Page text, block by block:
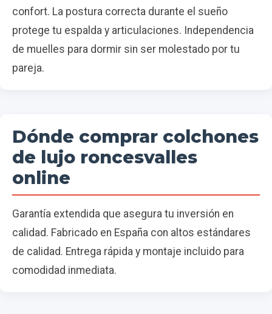
confort. La postura correcta durante el sueño
protege tu espalda y articulaciones. Independencia
de muelles para dormir sin ser molestado por tu
pareja.
Dónde comprar colchones
de lujo roncesvalles
online
Garantía extendida que asegura tu inversión en
calidad. Fabricado en España con altos estándares
de calidad. Entrega rápida y montaje incluido para
comodidad inmediata.